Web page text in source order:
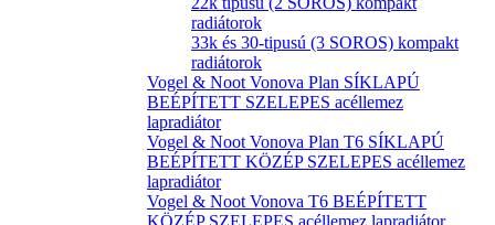
radiátorok
33k és 30-tipusú (3 SOROS) kompakt
radiátorok
Vogel & Noot Vonova Plan SÍKLAPÚ
BEÉPÍTETT SZELEPES acéllemez
lapradiátor
Vogel & Noot Vonova Plan T6 SÍKLAPÚ
BEÉPÍTETT KÖZÉP SZELEPES acéllemez
lapradiátor
Vogel & Noot Vonova T6 BEÉPÍTETT